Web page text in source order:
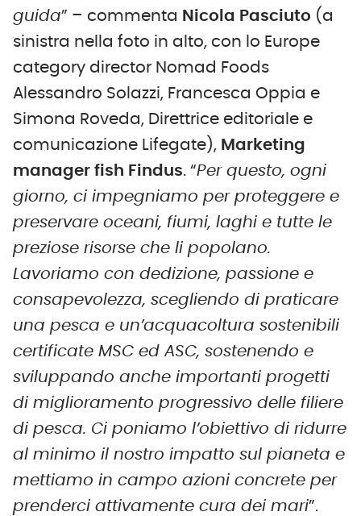
guida” – commenta Nicola Pasciuto (a
sinistra nella foto in alto, con lo Europe
category director Nomad Foods
Alessandro Solazzi, Francesca Oppia e
Simona Roveda, Direttrice editoriale e
comunicazione Lifegate), Marketing
manager fish Findus. “Per questo, ogni
giorno, ci impegniamo per proteggere e
preservare oceani, fiumi, laghi e tutte le
preziose risorse che li popolano.
Lavoriamo con dedizione, passione e
consapevolezza, scegliendo di praticare
una pesca e un’acquacoltura sostenibili
certificate MSC ed ASC, sostenendo e
sviluppando anche importanti progetti
di miglioramento progressivo delle filiere
di pesca. Ci poniamo l’obiettivo di ridurre
al minimo il nostro impatto sul pianeta e
mettiamo in campo azioni concrete per
prenderci attivamente cura dei mari”.